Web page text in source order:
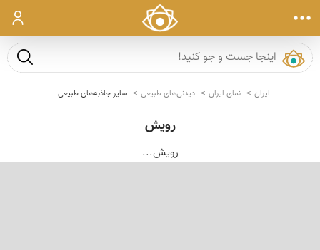
ورود
جست و
ایران نمای ایران دیدنی‌های طبیعی سایر جاذبه‌های طبیعی
رویش
رویش...